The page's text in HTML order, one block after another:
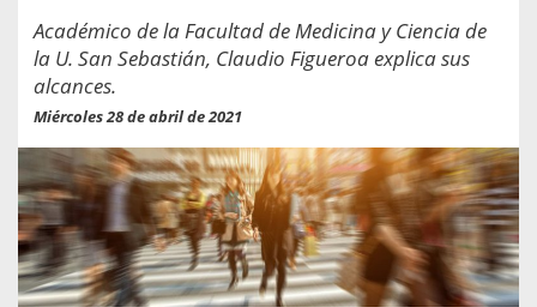
Académico de la Facultad de Medicina y Ciencia de
la U. San Sebastián, Claudio Figueroa explica sus
alcances.
Miércoles 28 de abril de 2021